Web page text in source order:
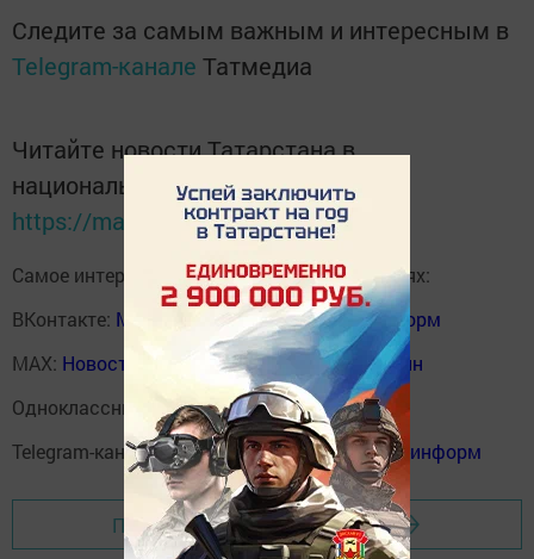
Следите за самым важным и интересным в
Telegram-канале Татмедиа
Читайте новости Татарстана в
национальном мессенджере MАХ:
https://max.ru/tatmedia
Самое интересное в наших социальных сетях:
ВКонтакте: Мензелинск news - Мензеля-информ
MAX: Новости Мензелинска - Мензеля онлайн
Одноклассники:
ok.ru/menzelinsk
Telegram-канал:Мензелинск news - Мензеля-информ
Перейти на страницу новости